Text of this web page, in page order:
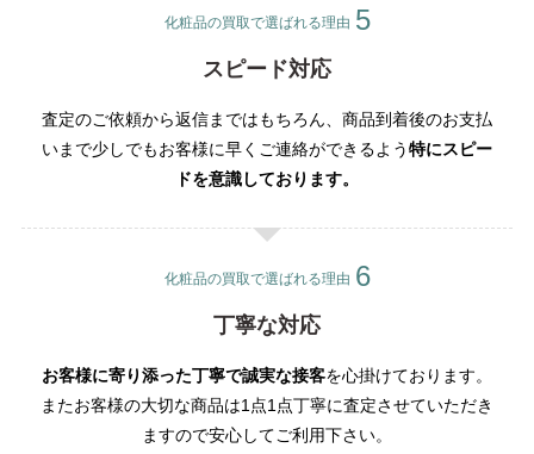
化粧品の買取で選ばれる理由
スピード対応
査定のご依頼から返信まではもちろん、商品到着後のお支払
いまで少しでもお客様に早くご連絡ができるよう特にスピー
ドを意識しております。
化粧品の買取で選ばれる理由
丁寧な対応
お客様に寄り添った丁寧で誠実な接客を心掛けております。
またお客様の大切な商品は1点1点丁寧に査定させていただき
ますので安心してご利用下さい。